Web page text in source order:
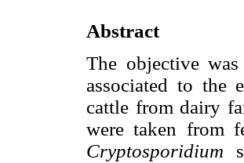
Abstract
The objective
associated to the
cattle from dairy
were taken from
Cryptosporidium